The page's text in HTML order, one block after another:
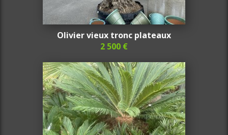
Olivier vieux tronc plateaux
2 500 €